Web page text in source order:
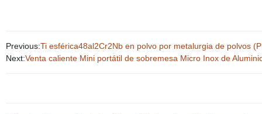
Previous:Ti esférica48al2Cr2Nb en polvo por metalurgia de polvos
Next:Venta caliente Mini portátil de sobremesa Micro Inox de